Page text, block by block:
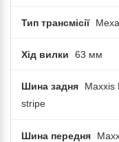
Тип трансмісії
Хід вилки 63 мм
Шина задня
Maxxis
stripe
Шина передня